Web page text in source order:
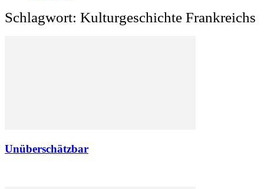
Schlagwort: Kulturgeschichte Frankreichs
Unüberschätzbar